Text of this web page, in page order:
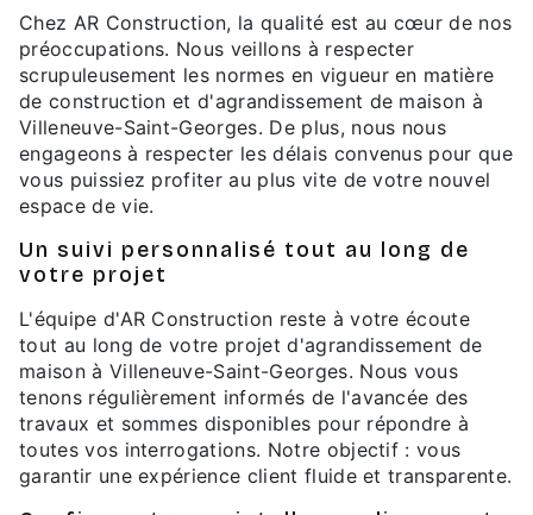
Chez AR Construction, la qualité est au cœur de nos
préoccupations. Nous veillons à respecter
scrupuleusement les normes en vigueur en matière
de construction et d'agrandissement de maison à
Villeneuve-Saint-Georges. De plus, nous nous
engageons à respecter les délais convenus pour que
vous puissiez profiter au plus vite de votre nouvel
espace de vie.
Un suivi personnalisé tout au long de
votre projet
L'équipe d'AR Construction reste à votre écoute
tout au long de votre projet d'agrandissement de
maison à Villeneuve-Saint-Georges. Nous vous
tenons régulièrement informés de l'avancée des
travaux et sommes disponibles pour répondre à
toutes vos interrogations. Notre objectif : vous
garantir une expérience client fluide et transparente.